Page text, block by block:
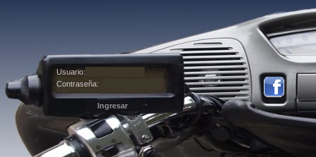
Usuario:
Contraseña: